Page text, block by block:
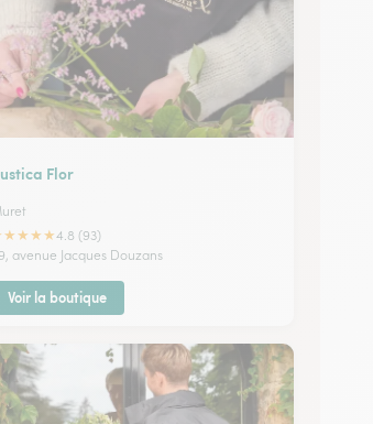
Flor
★★★★4.8 (93)
avenue Jacques Douzans
Voir la boutique